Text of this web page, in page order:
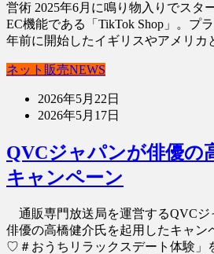
営術 2025年6月に鳴り物入りでスタ
EC機能である「TikTok Shop」。プ
年前に開始したイギリスやアメリ
ネット販売NEWS
2026年5月22日
2026年5月17日
QVCジャパンが俳優の
キャンペーン
通販専門放送局を運営するQVCジ
俳優の高橋健介氏を起用したキャン
♡＃おうちリラックスデート体験」